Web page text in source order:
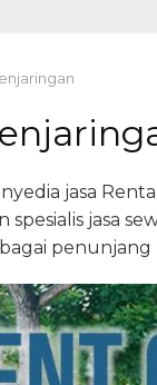
jasa
spesialis jasa